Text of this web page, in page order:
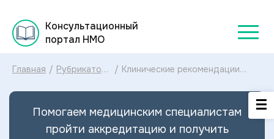
Консультационный
портал НМО
Главная / Рубрикатор
рекомендаций
/ Клинические рекомендации
МКБ-10: диагностика и лечение
Помогаем медицинским специалистам
пройти аккредитацию и получить